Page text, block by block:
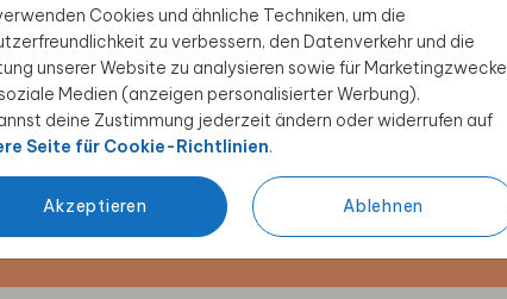
Cookies und ähnliche Techniken, um die
zu verbessern, den Datenverkehr und die
unserer Website zu analysieren sowie für Marketingzwecke
Medien (anzeigen personalisierter Werbung).
deine Zustimmung jederzeit ändern oder widerrufen auf
Seite für Cookie-Richtlinien.
Akzeptieren Ablehnen
sichern
kreative
Als Dankeschön